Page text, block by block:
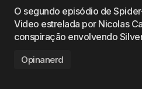
O segundo episódio de
Video estrelada por Nicolas
conspiração envolvendo
Opinanerd